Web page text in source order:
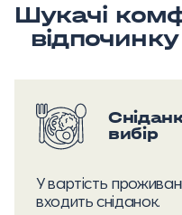
Шукачі
відпочинку
вибір
У вартість
входить сніданок.